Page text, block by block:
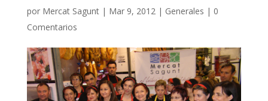
por Mercat Sagunt| Mar 9, 2012| Generales | 0
Comentarios